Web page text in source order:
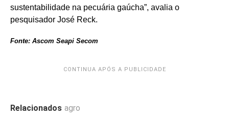
sustentabilidade na pecuária gaúcha”, avalia o
pesquisador José Reck.
Fonte: Ascom Seapi Secom
CONTINUA APÓS A PUBLICIDADE
Relacionados agro